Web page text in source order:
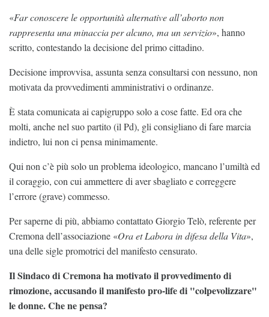
«Far conoscere le opportunità alternative all’aborto non
rappresenta una minaccia per alcuno, ma un servizio», hanno
scritto, contestando la decisione del primo cittadino.
Decisione improvvisa, assunta senza consultarsi con nessuno, non
motivata da provvedimenti amministrativi o ordinanze.
È stata comunicata ai capigruppo solo a cose fatte. Ed ora che
molti, anche nel suo partito (il Pd), gli consigliano di fare marcia
indietro, lui non ci pensa minimamente.
Qui non c’è più solo un problema ideologico, mancano l’umiltà ed
il coraggio, con cui ammettere di aver sbagliato e correggere
l’errore (grave) commesso.
Per saperne di più, abbiamo contattato Giorgio Telò, referente per
Cremona dell’associazione «Ora et Labora in difesa della Vita»,
una delle sigle promotrici del manifesto censurato.
Il Sindaco di Cremona ha motivato il provvedimento di
rimozione, accusando il manifesto pro-life di "colpevolizzare"
le donne. Che ne pensa?